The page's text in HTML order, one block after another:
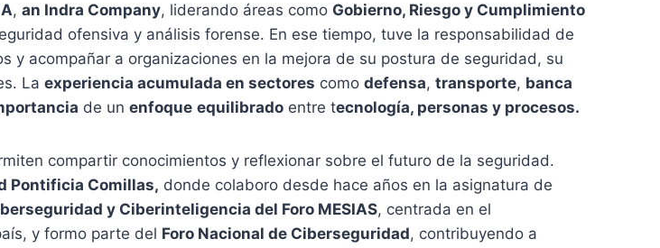
, an Indra Company, liderando áreas como Gobierno, Riesgo y Cumplimiento
ofensiva y análisis forense. En ese tiempo, tuve la responsabilidad de
acompañar a organizaciones en la mejora de su postura de seguridad, su
La experiencia acumulada en sectores como defensa, transporte, banca
de un enfoque equilibrado entre tecnología, personas y procesos.
compartir conocimientos y reflexionar sobre el futuro de la seguridad.
Pontificia Comillas, donde colaboro desde hace años en la asignatura de
y Ciberinteligencia del Foro MESIAS, centrada en el
y formo parte del Foro Nacional de Ciberseguridad, contribuyendo a